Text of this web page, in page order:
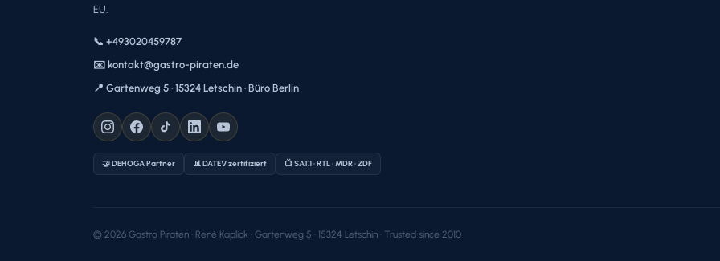
EU.
📞 +493020459787
✉️ kontakt@gastro-piraten.de
📍 Gartenweg 5 · 15324 Letschin · Büro Berlin
🤝 DEHOGA Partner 📊 DATEV zertifiziert 📺 SAT.1 · RTL · MDR · ZDF
© 2026 Gastro Piraten · René Kaplick · Gartenweg 5 · 15324 Letschin · Trusted since 2010